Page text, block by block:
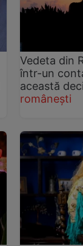
Vedeta din
într-un
această
românești